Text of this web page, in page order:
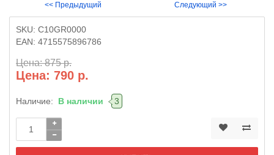
<< Предыдущий Следующий >>
SKU: C10GR0000
EAN: 4715575896786
Цена: 875 р.
Цена: 790 р.
Наличие: В наличии 3